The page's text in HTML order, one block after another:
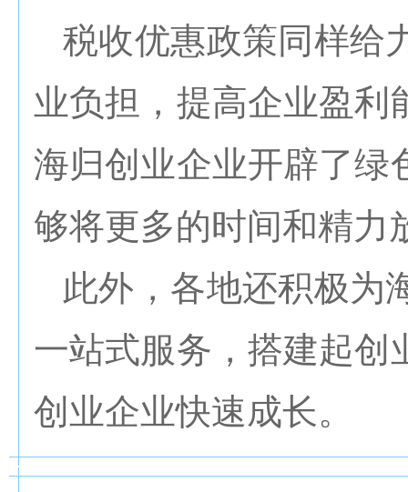
税收优惠政策同样给
业负担，提高企业盈利
海归创业企业开辟了绿
够将更多的时间和精力
此外，各地还积极为
一站式服务，搭建起创
创业企业快速成长。